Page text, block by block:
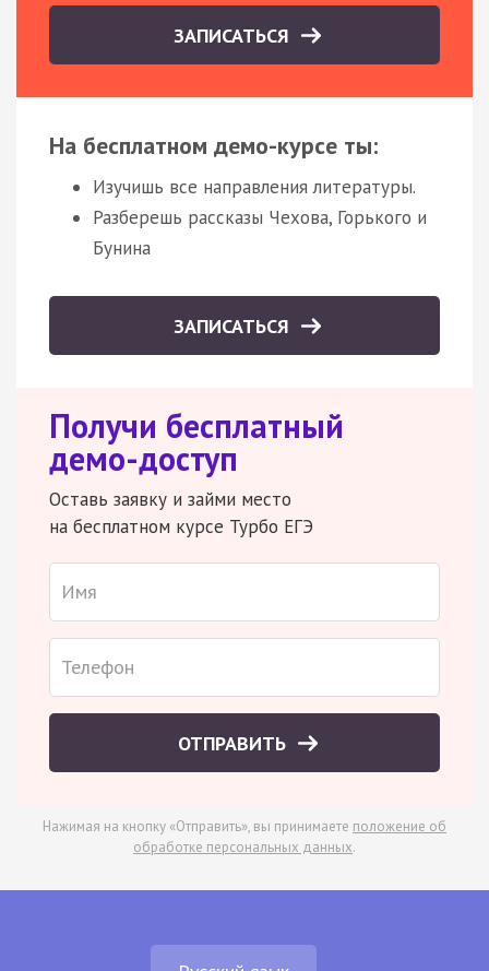
ЗАПИСАТЬСЯ
На бесплатном демо-курсе ты:
Изучишь все направления литературы.
Разберешь рассказы Чехова, Горького и
Бунина
ЗАПИСАТЬСЯ
Получи бесплатный
демо-доступ
Оставь заявку и займи место
на бесплатном курсе Турбо ЕГЭ
ОТПРАВИТЬ
Нажимая на кнопку «Отправить», вы принимаете положение об
обработке персональных данных.